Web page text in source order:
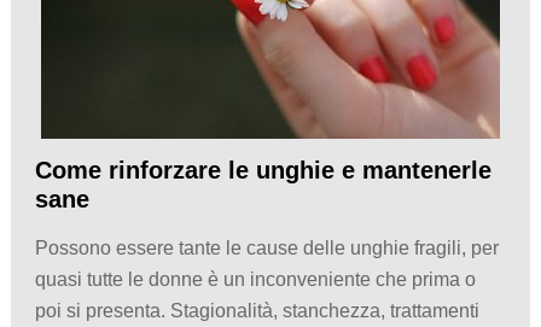
Come rinforzare le unghie e mantenerle
sane
Possono essere tante le cause delle unghie fragili, per
quasi tutte le donne è un inconveniente che prima o
poi si presenta. Stagionalità, stanchezza, trattamenti